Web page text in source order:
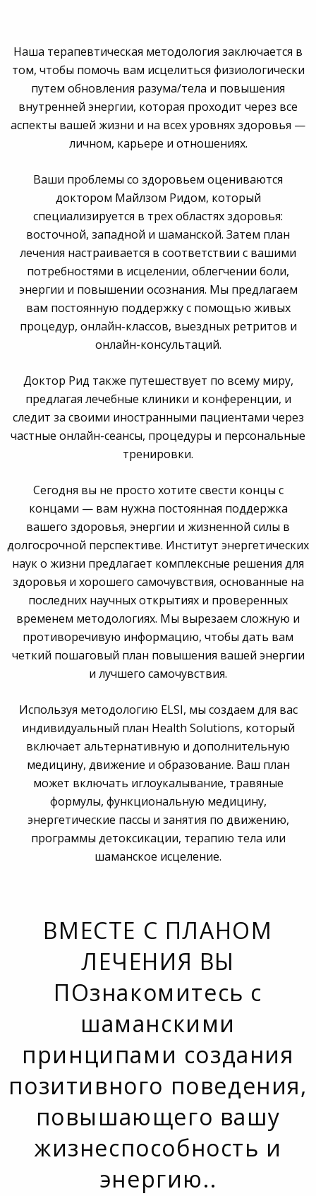
Наша терапевтическая методология заключается в
том, чтобы помочь вам исцелиться физиологически
путем обновления разума/тела и повышения
внутренней энергии, которая проходит через все
аспекты вашей жизни и на всех уровнях здоровья —
личном, карьере и отношениях.
Ваши проблемы со здоровьем оцениваются
доктором Майлзом Ридом, который
специализируется в трех областях здоровья:
восточной, западной и шаманской. Затем план
лечения настраивается в соответствии с вашими
потребностями в исцелении, облегчении боли,
энергии и повышении осознания. Мы предлагаем
вам постоянную поддержку с помощью живых
процедур, онлайн-классов, выездных ретритов и
онлайн-консультаций.
Доктор Рид также путешествует по всему миру,
предлагая лечебные клиники и конференции, и
следит за своими иностранными пациентами через
частные онлайн-сеансы, процедуры и персональные
тренировки.
Сегодня вы не просто хотите свести концы с
концами — вам нужна постоянная поддержка
вашего здоровья, энергии и жизненной силы в
долгосрочной перспективе. Институт энергетических
наук о жизни предлагает комплексные решения для
здоровья и хорошего самочувствия, основанные на
последних научных открытиях и проверенных
временем методологиях. Мы вырезаем сложную и
противоречивую информацию, чтобы дать вам
четкий пошаговый план повышения вашей энергии
и лучшего самочувствия.
Используя методологию ELSI, мы создаем для вас
индивидуальный план Health Solutions, который
включает альтернативную и дополнительную
медицину, движение и образование. Ваш план
может включать иглоукалывание, травяные
формулы, функциональную медицину,
энергетические пассы и занятия по движению,
программы детоксикации, терапию тела или
шаманское исцеление.
ВМЕСТЕ С ПЛАНОМ
ЛЕЧЕНИЯ ВЫ
ПОзнакомитесь с
шаманскими
принципами создания
позитивного поведения,
повышающего вашу
жизнеспособность и
энергию..